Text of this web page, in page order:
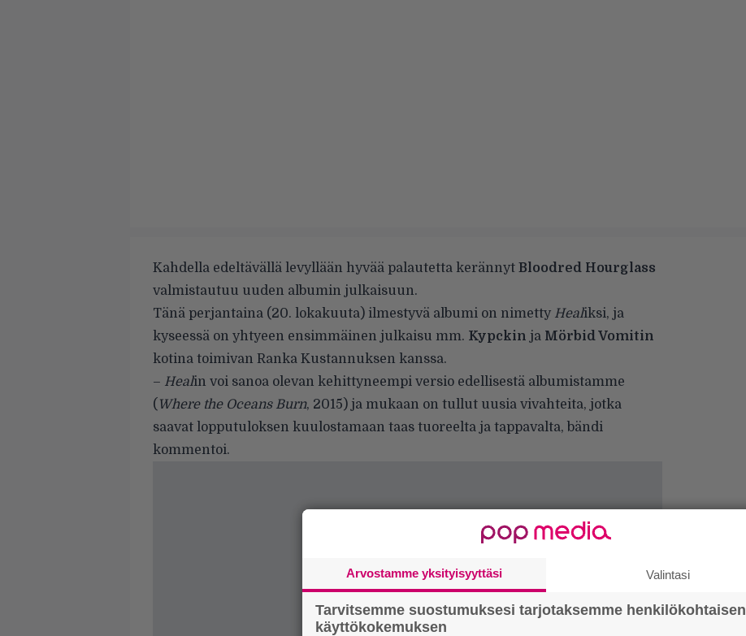
Kahdella edeltävällä levyllään hyvää palautetta kerännyt Bloodred Hourglass
valmistautuu uuden albumin julkaisuun.
Tänä perjantaina (20. lokakuuta) ilmestyvä albumi on nimetty Healiksi, ja
kyseessä on yhtyeen ensimmäinen julkaisu mm. Kypckin ja Mörbid Vomitin
kotina toimivan Ranka Kustannuksen kanssa.
– Healin voi sanoa olevan kehittyneempi versio edellisestä albumistamme
( Where the Oceans Burn, 2015) ja mukaan on tullut uusia vivahteita, jotka
saavat lopputuloksen kuulostamaan taas tuoreelta ja tappavalta, bändi
kommentoi.
Arvostamme yksityisyyttäsi Valintasi
Tarvitsemme suostumuksesi tarjotaksemme henkilökohtaisen
käyttökokemuksen